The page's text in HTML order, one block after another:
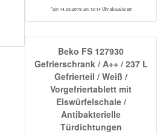
*am 14.03.2019 um 13:14 Uhr aktualisiert
Beko FS 127930
Gefrierschrank / A++ / 237 L
Gefrierteil / Weiß /
Vorgefriertablett mit
Eiswürfelschale /
Antibakterielle
Türdichtungen